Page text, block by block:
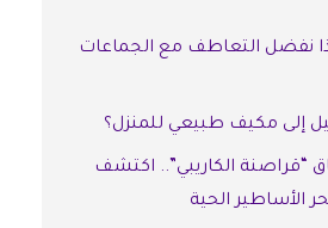
نفضل التعاطف مع الجماعات
إلى مكيف طبيعي للمنزل؟
“قراصنة الكاريبي”.. اكتشف
الأساطير الحية